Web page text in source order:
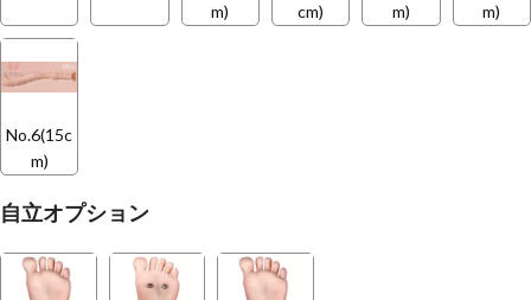
m)
cm)
m)
m)
No.6(15c
m)
自立オプション